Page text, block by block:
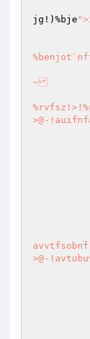
jg!)%bje
~
>@-
>@-